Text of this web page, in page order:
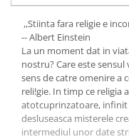
,,Stiinta fara religie e
-- Albert Einstein
La un moment dat in
nostru? Care este sensul
sens de catre omenire
reli!gie. In timp ce
atotcuprinzatoare, infinit
desluseasca misterele
intermediul unor date